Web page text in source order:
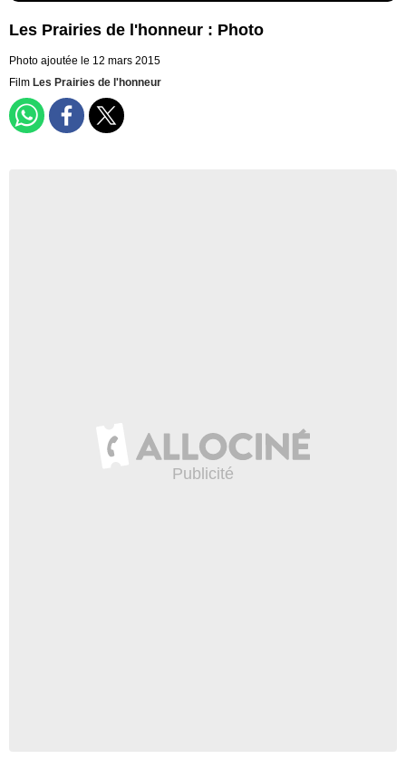
Les Prairies de l'honneur : Photo
Photo ajoutée le 12 mars 2015
Film Les Prairies de l'honneur